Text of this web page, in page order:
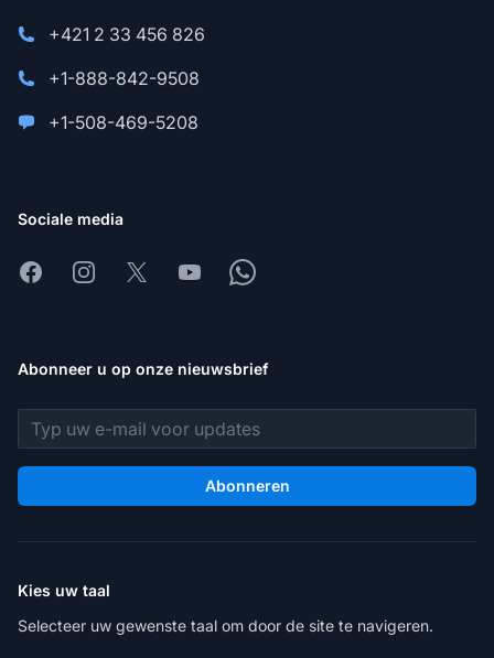
+421 2 33 456 826
+1-888-842-9508
+1-508-469-5208
Sociale media
FacebookInstagram
X YoutubeWhatsapp
Abonneer u op onze nieuwsbrief
E-mailadres
Abonneren
Kies uw taal
Selecteer uw gewenste taal om door de site te navigeren.